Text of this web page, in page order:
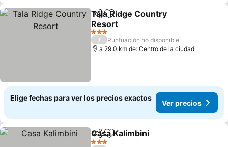
Compartir
Agregar a favoritos
Tala Ridge Country
Resort
3 Estrellas
/
Puntuación no disponible
a 29.0 km de: Centro de la ciudad
Elige fechas para ver los precios exactos
Ver precios
CompartirAgregar a favoritos
Casa Kalimbini
3 Estrellas